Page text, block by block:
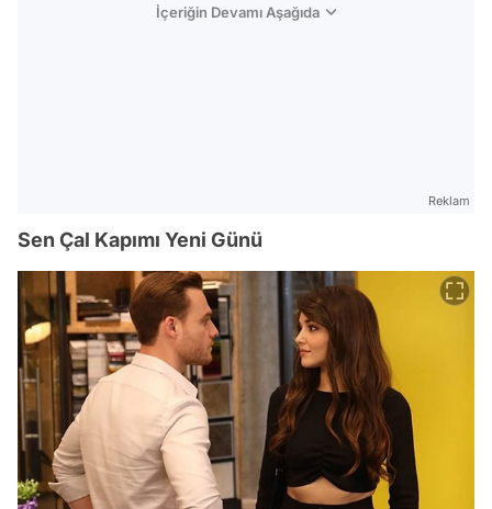
İçeriğin Devamı Aşağıda
Reklam
Sen Çal Kapımı Yeni Günü